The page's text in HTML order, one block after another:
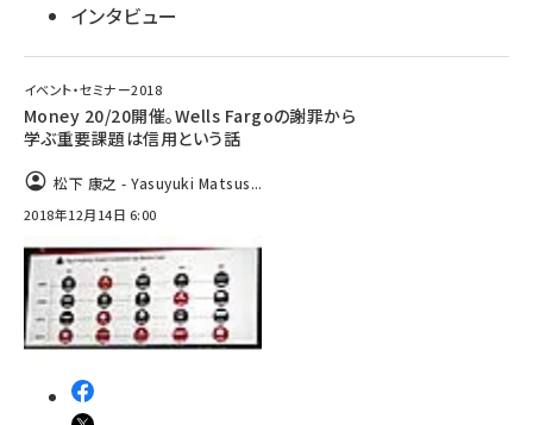
インタビュー
イベント・セミナー2018
Money 20/20開催。Wells Fargoの謝罪から
学ぶ重要課題は信用という話
松下 康之 - Yasuyuki Matsus...
2018年12月14日 6:00